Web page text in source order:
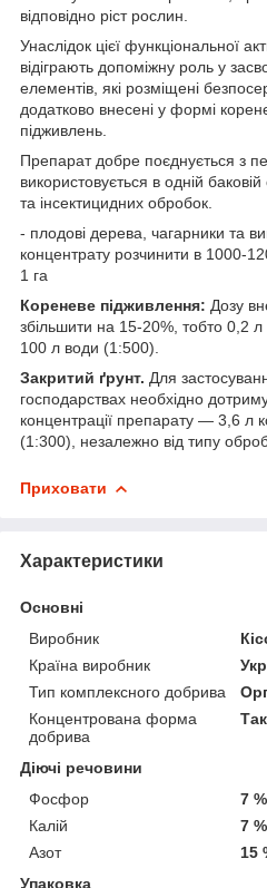
відповідно ріст рослин.
Унаслідок цієї функціональної
відіграють допоміжну роль у
елементів, які розміщені
додатково внесені у формі
підживлень.
Препарат добре поєднується з
використовується в одній
та інсектицидних обробок.
- плодові дерева, чагарники та
концентрату розчинити в 1000-
1 га
Кореневе підживлення: Дозу
збільшити на 15-20%, тобто 0,2
100 л води (1:500).
Закритий ґрунт. Для
господарствах необхідно
концентрації препарату — 3,6 л
(1:300), незалежно від типу
Приховати
Характеристики
Основні
Виробник
Країна виробник
Тип комплексного добрива
Концентрована форма
добрива
Так
Діючі речовини
Фосфор
7 %
Калій
7 %
Азот
15
Упаковка